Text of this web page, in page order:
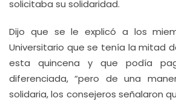
solicitaba su solidaridad.
Dijo que se le explicó a los
Universitario que se tenía la mitad
esta quincena y que podía
diferenciada, “pero de una
solidaria, los consejeros señalaron